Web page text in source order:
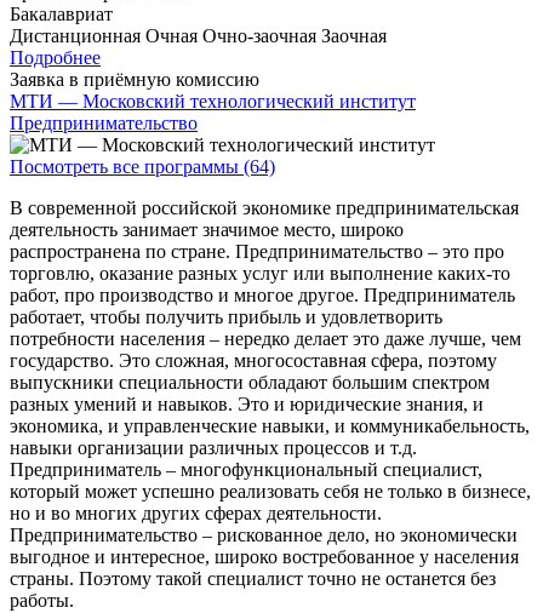
Бакалавриат
Дистанционная Очная Очно-заочная Заочная
Подробнее
Заявка в приёмную комиссию
МТИ — Московский технологический институт
Предпринимательство
Посмотреть все программы (64)
В современной российской экономике предпринимательская
деятельность занимает значимое место, широко
распространена по стране. Предпринимательство – это про
торговлю, оказание разных услуг или выполнение каких-то
работ, про производство и многое другое. Предприниматель
работает, чтобы получить прибыль и удовлетворить
потребности населения – нередко делает это даже лучше, чем
государство. Это сложная, многосоставная сфера, поэтому
выпускники специальности обладают большим спектром
разных умений и навыков. Это и юридические знания, и
экономика, и управленческие навыки, и коммуникабельность,
навыки организации различных процессов и т.д.
Предприниматель – многофункциональный специалист,
который может успешно реализовать себя не только в бизнесе,
но и во многих других сферах деятельности.
Предпринимательство – рискованное дело, но экономически
выгодное и интересное, широко востребованное у населения
страны. Поэтому такой специалист точно не останется без
работы.